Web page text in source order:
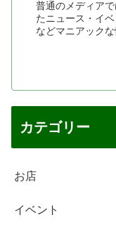
普通のメディア
たニュース・イ
などマニアック
カテゴリー
お店
イベント